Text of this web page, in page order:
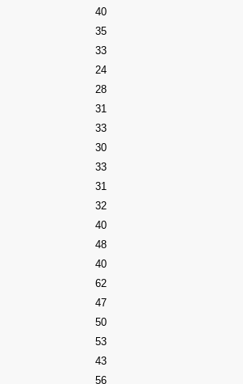
40
35
33
24
28
31
33
30
33
31
32
40
48
40
62
47
50
53
43
56